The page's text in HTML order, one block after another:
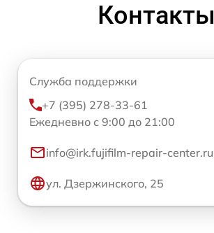
Контакты
Служба поддержки
+7 (395) 278-33-61
Ежедневно с 9:00 до 21:00
info@irk.fujifilm-repair-center.ru
ул. Дзержинского, 25